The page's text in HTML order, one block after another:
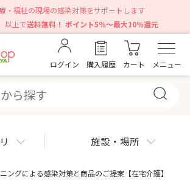
・福祉の現場の感染対策をサポートします
以上で送料無料！ ポイント5％～最大10％還元
ログイン 購入履歴 カート メニュー
施設・場所
ングによる感染対策と商品のご提案【在宅介護】